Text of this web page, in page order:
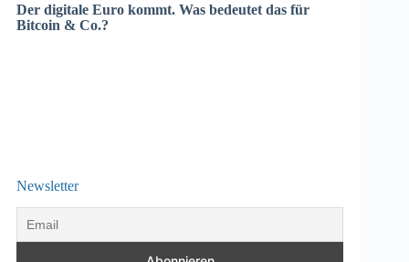
Der digitale Euro kommt. Was bedeutet das für
Bitcoin & Co.?
Newsletter